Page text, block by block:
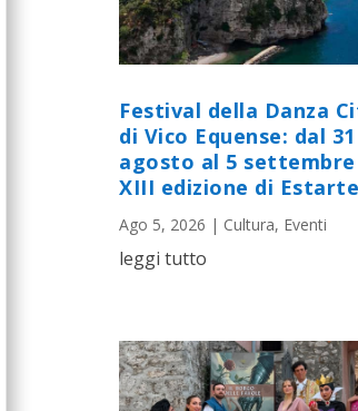
Festival della Danza
di Vico Equense: dal 31
agosto al 5
XIII edizione di
Ago 5, 2026 | Cultura, Eventi
leggi tutto